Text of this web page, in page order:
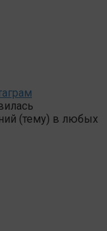
(тему) в любых